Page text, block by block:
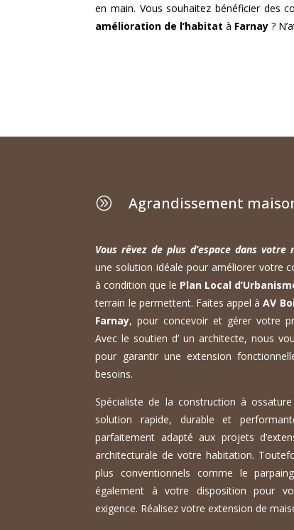
en main. Vous souhaitez bénéficier des
amélioration de l’habitat à Farnay ?
A Agrandissement
Vous rêvez de plus d’espace dans votre
une solution idéale pour améliorer votre
à condition que le Plan Local
terrain le permettent. Faites appel àAV
Farnay, pour concevoir et gérer votre
Avec le soutien d’ un architecte, nous
pour garantir une extension
besoins.
Spécialiste de la construction à
solution rapide, durable et
parfaitement adapté aux projets
architecturale de votre habitation.
plus conventionnels comme le
également à votre disposition pour
exigence. Réalisez votre extension de